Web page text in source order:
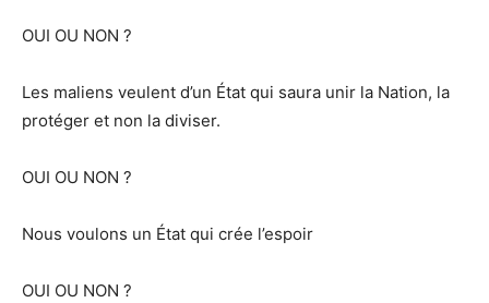
OUI OU NON ?
Les maliens veulent d’un État qui saura unir la Nation, la
protéger et non la diviser.
OUI OU NON ?
Nous voulons un État qui crée l’espoir
OUI OU NON ?